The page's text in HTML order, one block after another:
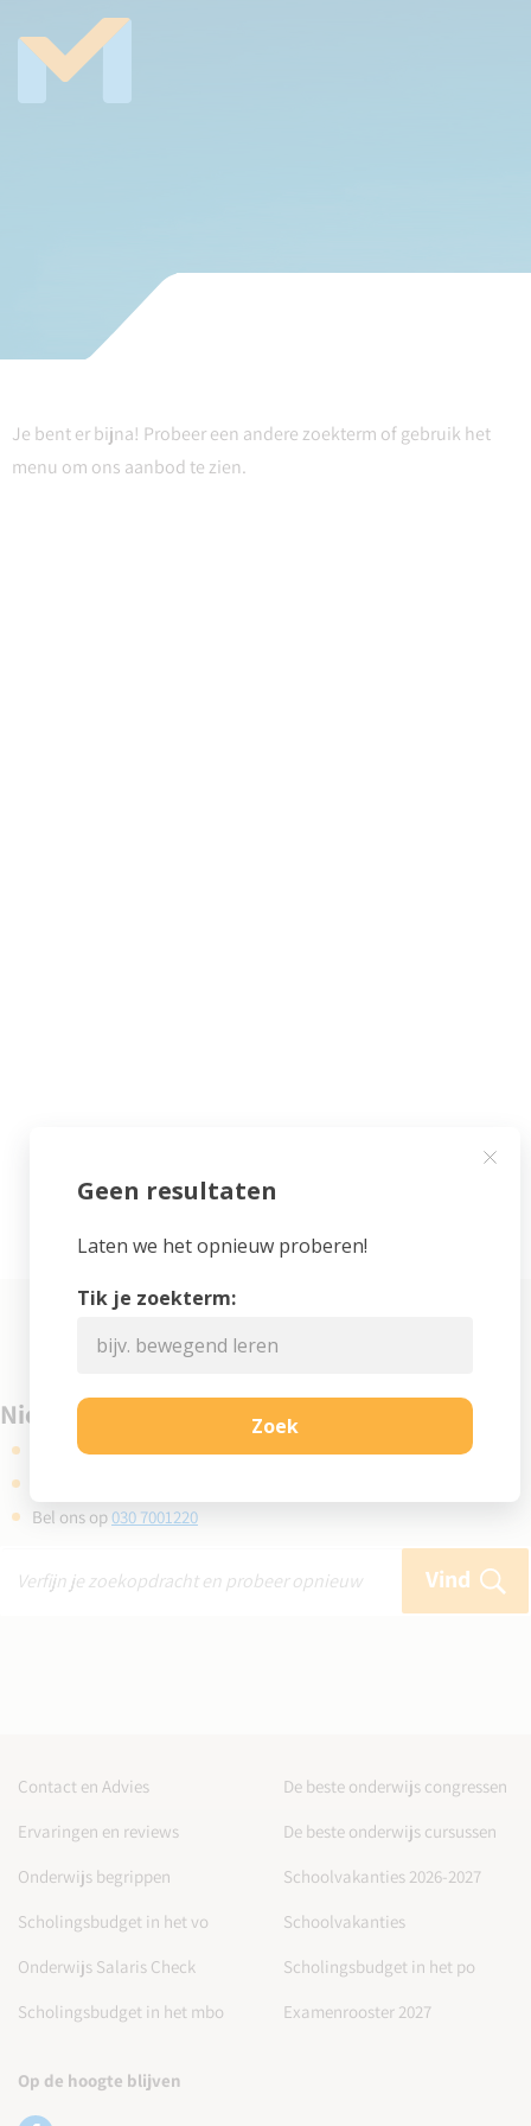
Je bent er bijna! Probeer een andere zoekterm of gebruik het
menu om ons aanbod te zien.
Niet gevonden wat je zocht?
Kijk eens bij de veelgestelde vragen
Bel ons op030 7001220
Vind
Contact en Advies
De beste onderwijs congressen
Ervaringen en reviews
De beste onderwijs cursussen
Onderwijs begrippen
Schoolvakanties 2026-2027
Scholingsbudget in het vo
Schoolvakanties
Onderwijs Salaris Check
Scholingsbudget in het po
Scholingsbudget in het mbo
Examenrooster 2027
Op de hoogte blijven